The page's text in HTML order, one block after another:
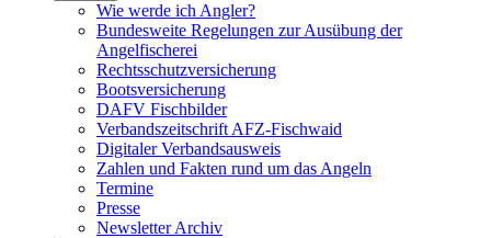
Wie werde ich Angler?
Bundesweite Regelungen zur Ausübung der
Angelfischerei
Rechtsschutzversicherung
Bootsversicherung
DAFV Fischbilder
Verbandszeitschrift AFZ-Fischwaid
Digitaler Verbandsausweis
Zahlen und Fakten rund um das Angeln
Termine
Presse
Newsletter Archiv